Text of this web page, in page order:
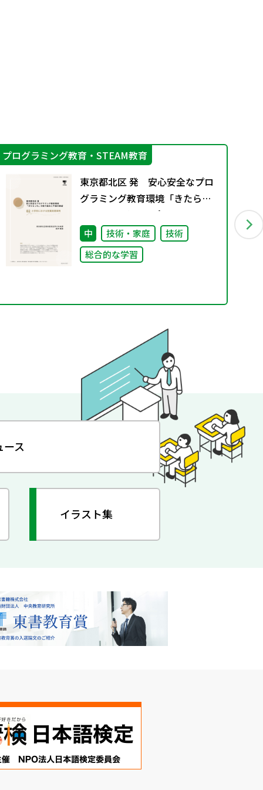
プログラミング教育・STEAM教育
東京都北区 発 安心安全なプロ
グラミング教育環境「きたらっ
ち」の取り組みと今後の展
望 02 小学校における授業
実践事例
中 技術・家庭
技術
総合的な学習
ース
イラスト集